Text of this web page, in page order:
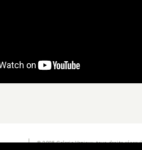
© 2025 Galerie Vazieux, tous droits